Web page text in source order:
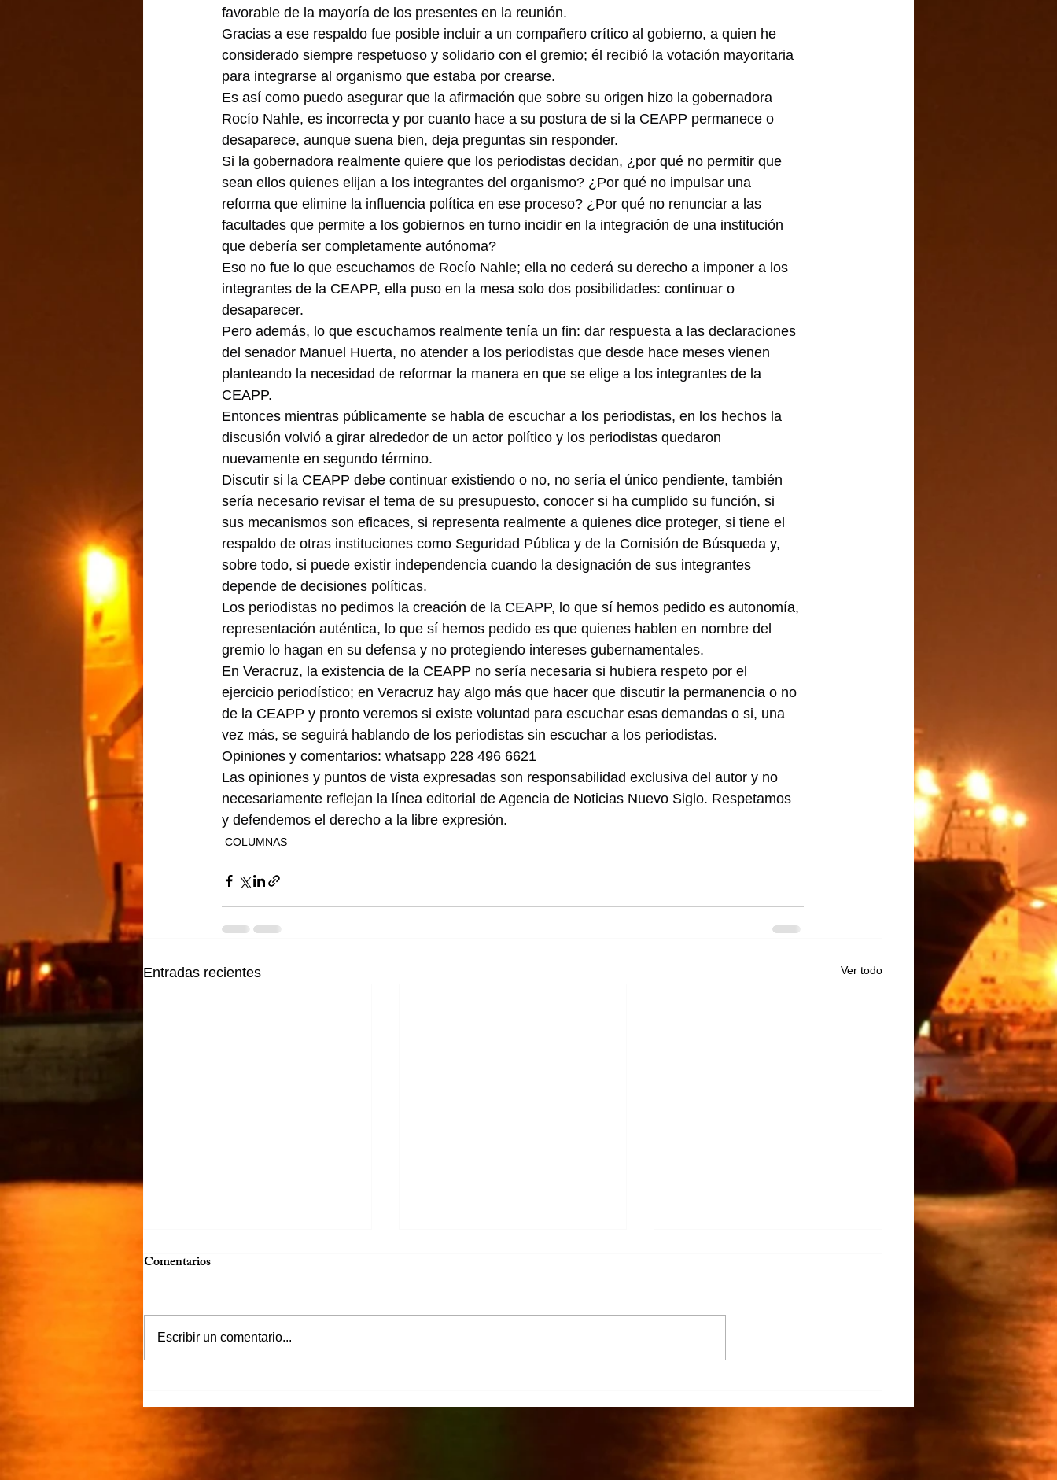
favorable de la mayoría de los presentes en la reunión.
Gracias a ese respaldo fue posible incluir a un compañero crítico al gobierno, a quien he
considerado siempre respetuoso y solidario con el gremio; él recibió la votación mayoritaria
para integrarse al organismo que estaba por crearse.
Es así como puedo asegurar que la afirmación que sobre su origen hizo la gobernadora
Rocío Nahle, es incorrecta y por cuanto hace a su postura de si la CEAPP permanece o
desaparece, aunque suena bien, deja preguntas sin responder.
Si la gobernadora realmente quiere que los periodistas decidan, ¿por qué no permitir que
sean ellos quienes elijan a los integrantes del organismo? ¿Por qué no impulsar una
reforma que elimine la influencia política en ese proceso? ¿Por qué no renunciar a las
facultades que permite a los gobiernos en turno incidir en la integración de una institución
que debería ser completamente autónoma?
Eso no fue lo que escuchamos de Rocío Nahle; ella no cederá su derecho a imponer a los
integrantes de la CEAPP, ella puso en la mesa solo dos posibilidades: continuar o
desaparecer.
Pero además, lo que escuchamos realmente tenía un fin: dar respuesta a las declaraciones
del senador Manuel Huerta, no atender a los periodistas que desde hace meses vienen
planteando la necesidad de reformar la manera en que se elige a los integrantes de la
CEAPP.
Entonces mientras públicamente se habla de escuchar a los periodistas, en los hechos la
discusión volvió a girar alrededor de un actor político y los periodistas quedaron
nuevamente en segundo término.
Discutir si la CEAPP debe continuar existiendo o no, no sería el único pendiente, también
sería necesario revisar el tema de su presupuesto, conocer si ha cumplido su función, si
sus mecanismos son eficaces, si representa realmente a quienes dice proteger, si tiene el
respaldo de otras instituciones como Seguridad Pública y de la Comisión de Búsqueda y,
sobre todo, si puede existir independencia cuando la designación de sus integrantes
depende de decisiones políticas.
Los periodistas no pedimos la creación de la CEAPP, lo que sí hemos pedido es autonomía,
representación auténtica, lo que sí hemos pedido es que quienes hablen en nombre del
gremio lo hagan en su defensa y no protegiendo intereses gubernamentales.
En Veracruz, la existencia de la CEAPP no sería necesaria si hubiera respeto por el
ejercicio periodístico; en Veracruz hay algo más que hacer que discutir la permanencia o no
de la CEAPP y pronto veremos si existe voluntad para escuchar esas demandas o si, una
vez más, se seguirá hablando de los periodistas sin escuchar a los periodistas.
Opiniones y comentarios: whatsapp 228 496 6621
Las opiniones y puntos de vista expresadas son responsabilidad exclusiva del autor y no
necesariamente reflejan la línea editorial de Agencia de Noticias Nuevo Siglo. Respetamos
y defendemos el derecho a la libre expresión.
COLUMNAS
Entradas recientes Ver todo
Más claro… La Columna
Comentarios
Escribir un comentario...